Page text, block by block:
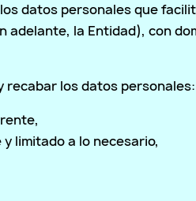
datos personales que
adelante, la Entidad), con
recabar los datos personales:
limitado a lo necesario,